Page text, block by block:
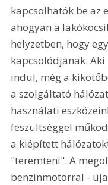
kapcsolhatók be az
ahogyan a
helyzetben, hogy
kapcsolódjanak.
indul, még a
a szolgáltató
használati
feszültséggel
a kiépített
"teremteni". A
benzinmotorral -